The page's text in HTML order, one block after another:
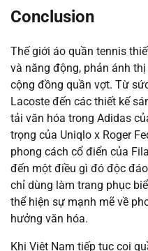
Conclusion
Thế giới áo quần tennis
và năng động, phản ánh
cộng đồng quần vợt. Từ
Lacoste đến các thiết kế
tải văn hóa trong Adidas
trọng của Uniqlo x Roger
phong cách cổ điển của
đến một điều gì đó độc
chỉ dùng làm trang phục
thể hiện sự mạnh mẽ về
hưởng văn hóa.
Khi Việt Nam tiếp tục coi